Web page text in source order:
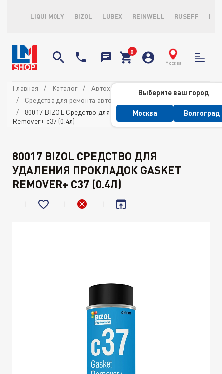
LIQUI MOLY BIZOL LUBEX REINWELL RUSEFF
Москва
Выберите ваш город
Москва Волгоград
Главная Каталог
Автохимия профессиональная
Средства для ремонта автомобиля
80017 BIZOL Средство для удаления прокладок Gasket
Remover+ c37 (0.4л)
80017 BIZOL СРЕДСТВО ДЛЯ
УДАЛЕНИЯ ПРОКЛАДОК GASKET
REMOVER+ C37 (0.4Л)